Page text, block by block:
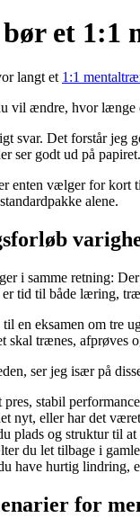
et 1:1
langt et 1:1
vil ændre, hvor længe
svar. Det forstår jeg
ser godt ud på
enten vælger for
alene.
i samme retning:
tid til både læring,
en eksamen om tre
skal trænes, afprøves
ser jeg især på
pres, stabil
nyt, eller har det
plads og struktur til
du let tilbage i
have hurtig lindring,
for